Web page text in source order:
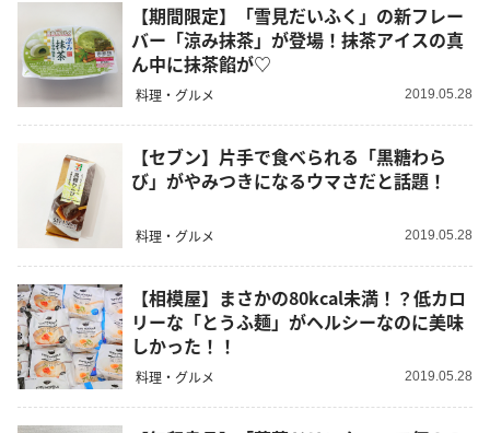
【期間限定】「雪見だいふく」の新フレー
バー「涼み抹茶」が登場！抹茶アイスの真
ん中に抹茶餡が♡
料理・グルメ 2019.05.28
【セブン】片手で食べられる「黒糖わら
び」がやみつきになるウマさだと話題！
料理・グルメ 2019.05.28
【相模屋】まさかの80kcal未満！？低カロ
リーな「とうふ麺」がヘルシーなのに美味
しかった！！
料理・グルメ 2019.05.28